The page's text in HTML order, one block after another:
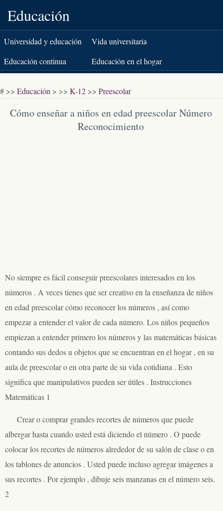
Educación
Universidad y educación
Vida universitaria
Educación continua
Educación en el hogar
Libros y literatura
# >> Educación > >> K-12 >> Preescolar
Cómo enseñar a niños en edad preescolar Número
Reconocimiento
No siempre es fácil conseguir preescolares interesados ​​en los
números . A veces tienes que ser creativo en la enseñanza de niños
en edad preescolar cómo reconocer los números , así como
empezar a entender el valor de cada número. Los niños pequeños
empiezan a entender primero los números y las matemáticas básicas
contando sus dedos u objetos que se encuentran en el hogar , en su
aula de preescolar o en otra parte de su vida cotidiana . Esto
significa que manipulativos pueden ser útiles . Instrucciones
Matemáticas 1
Crear o comprar grandes recortes de números que puede
albergar hasta cuando usted está diciendo el número . O puede
colocar los recortes de números alrededor de su salón de clase o en
los tablones de anuncios . Usted puede incluso agregar imágenes a
sus recortes . Por ejemplo , dibuje seis manzanas en el número seis.
2